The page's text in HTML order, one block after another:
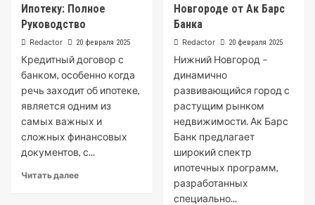
Ипотеку: Полное
Руководство
Redactor 20 февраля 2025
Кредитный договор с
банком, особенно когда
речь заходит об ипотеке,
является одним из
самых важных и
сложных финансовых
документов, с...
Читать далее
Новгороде от Ак Барс
Банка
Redactor 20 февраля 2025
Нижний Новгород –
динамично
развивающийся город с
растущим рынком
недвижимости. Ак Барс
Банк предлагает
широкий спектр
ипотечных программ,
разработанных
специально...